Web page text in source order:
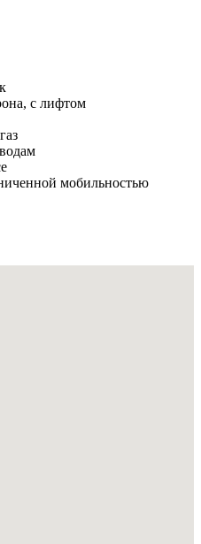
с лифтом
мобильностью